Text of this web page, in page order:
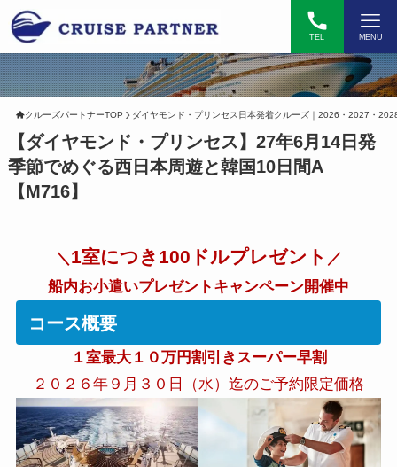
TEL MENU
クルーズパートナーTOP ダイヤモンド・プリンセス日本発着クルーズ｜2026・2027・
【ダイヤモンド・プリンセス】27年6月14日発
季節でめぐる西日本周遊と韓国10日間A
【M716】
＼ 1室につき100ドルプレゼント ／
船内お小遣いプレゼントキャンペーン開催中
コース概要
１室最大１０万円割引きスーパー早割
２０２６年９月３０日（水）迄のご予約限定価格